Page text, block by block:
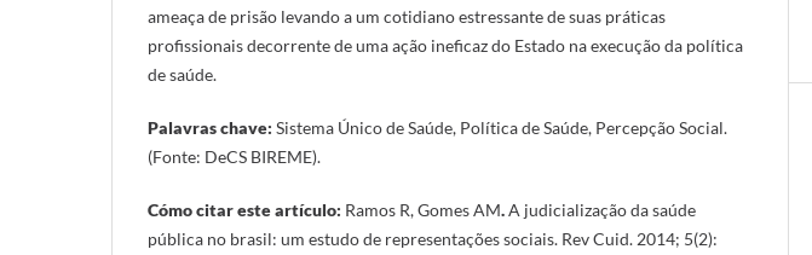
ameaça de prisão levando a um cotidiano estressante de suas práticas
profissionais decorrente de uma ação ineficaz do Estado na execução da política
de saúde.
Palavras chave: Sistema Único de Saúde, Política de Saúde, Percepção Social.
(Fonte: DeCS BIREME).
Cómo citar este artículo: Ramos R, Gomes AM.A judicialização da saúde
pública no brasil: um estudo de representações sociais. Rev Cuid. 2014; 5(2):